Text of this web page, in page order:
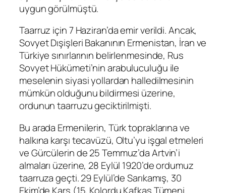
uygun görülmüştü.
Taarruz için 7 Haziran’da emir verildi. Ancak,
Sovyet Dışişleri Bakanının Ermenistan, İran ve
Türkiye sınırlarının belirlenmesinde, Rus
Sovyet Hükümeti’nin arabuluculuğu ile
meselenin siyasi yollardan halledilmesinin
mümkün olduğunu bildirmesi üzerine,
ordunun taarruzu geciktirilmişti.
Bu arada Ermenilerin, Türk topraklarına ve
halkına karşı tecavüzü, Oltu’yu işgal etmeleri
ve Gürcülerin de 25 Temmuz’da Artvin’i
almaları üzerine, 28 Eylül 1920’de ordumuz
taarruza geçti. 29 Eylül’de Sarıkamış, 30
Ekim’de Kars (15. Kolordu Kafkas Tümeni